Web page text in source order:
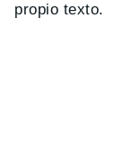
propio texto.